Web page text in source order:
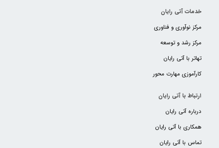
خدمات آتی رایان
مرکز نوآوری و فناوری
مرکز رشد و توسعه
تهاتر با آتی رایان
کارآموزی مهارت محور
ارتباط با آتی رایان
درباره آتی رایان
همکاری با آتی رایان
تماس با آتی رایان